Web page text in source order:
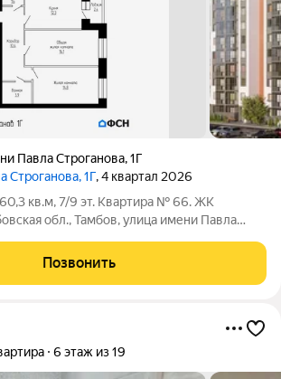
Павла Строганова,1Г
Строганова, 1Г, 4 квартал 2026
60,3 кв.м, 7/9 эт. Квартира № 66. ЖК
обл., Тамбов, улица имени Павла
взнос от 20,1% - 1454436 ): платеж от
Позвонить
6 этаж из 19